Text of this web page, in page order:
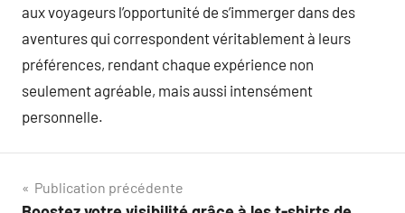
aux voyageurs l’opportunité de s’immerger dans des
aventures qui correspondent véritablement à leurs
préférences, rendant chaque expérience non
seulement agréable, mais aussi intensément
personnelle.
Navigation
Publication précédente